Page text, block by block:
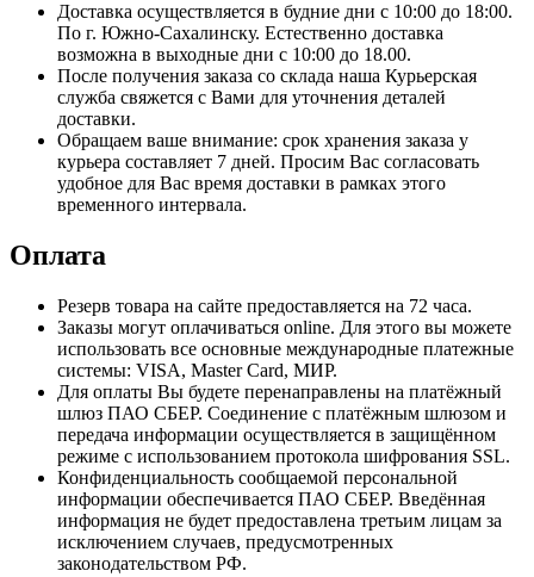
Доставка осуществляется в будние дни с 10:00 до 18:00.
По г. Южно-Сахалинску. Естественно доставка
возможна в выходные дни с 10:00 до 18.00.
После получения заказа со склада наша Курьерская
служба свяжется с Вами для уточнения деталей
доставки.
Обращаем ваше внимание: срок хранения заказа у
курьера составляет 7 дней. Просим Вас согласовать
удобное для Вас время доставки в рамках этого
временного интервала.
Оплата
Резерв товара на сайте предоставляется на 72 часа.
Заказы могут оплачиваться online. Для этого вы можете
использовать все основные международные платежные
системы: VISA, Master Card, МИР.
Для оплаты Вы будете перенаправлены на платёжный
шлюз ПАО СБЕР. Соединение с платёжным шлюзом и
передача информации осуществляется в защищённом
режиме с использованием протокола шифрования SSL.
Конфиденциальность сообщаемой персональной
информации обеспечивается ПАО СБЕР. Введённая
информация не будет предоставлена третьим лицам за
исключением случаев, предусмотренных
законодательством РФ.